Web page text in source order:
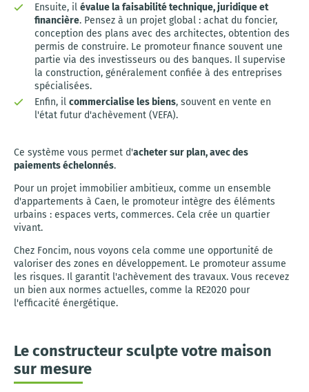
Ensuite, il évalue la faisabilité technique, juridique et
financière. Pensez à un projet global : achat du foncier,
conception des plans avec des architectes, obtention des
permis de construire. Le promoteur finance souvent une
partie via des investisseurs ou des banques. Il supervise
la construction, généralement confiée à des entreprises
spécialisées.
Enfin, il commercialise les biens, souvent en vente en
l'état futur d'achèvement (VEFA).
Ce système vous permet d'acheter sur plan, avec des
paiements échelonnés.
Pour un projet immobilier ambitieux, comme un ensemble
d'appartements à Caen, le promoteur intègre des éléments
urbains : espaces verts, commerces. Cela crée un quartier
vivant.
Chez Foncim, nous voyons cela comme une opportunité de
valoriser des zones en développement. Le promoteur assume
les risques. Il garantit l'achèvement des travaux. Vous recevez
un bien aux normes actuelles, comme la RE2020 pour
l'efficacité énergétique.
Le constructeur sculpte votre maison
sur mesure